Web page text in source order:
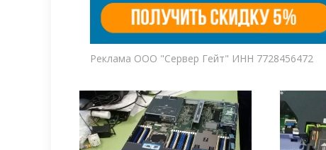
Реклама ООО "Сервер Гейт" ИНН 7728456472